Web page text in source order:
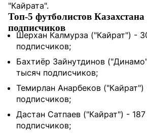
"Кайрата".
Топ-5 футболистов Казахстана
подписчиков
Шерхан Калмурза ("Кайрат") -
подписчиков;
Бахтиёр Зайнутдинов
тысяч подписчиков;
Темирлан Анарбеков ("Кайрат")
подписчиков;
Дастан Сатпаев ("Кайрат") -
подписчиков;